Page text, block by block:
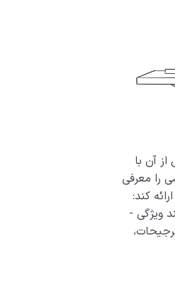
آن با
را معرفی
کند:
«اطلاعات واقعی که فرد در مورد خودش دارد.» این اطلاعات شامل ویژگی ­هایی مانند ویژگی ­